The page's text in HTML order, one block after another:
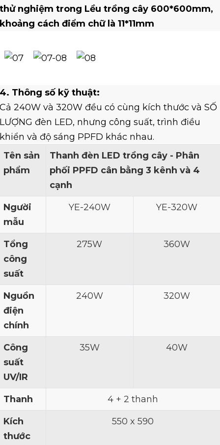
nghiệm trong Lều trồng cây 600*600mm,
cách điểm chữ là 11*11mm
Thông số kỹ thuật:
240W và 320W đều có cùng kích thước và SỐ
đèn LED, nhưng công suất, trình điều
và độ sáng PPFD khác nhau.
Tên sản
phẩm
Thanh đèn LED trồng cây - Phân
phối PPFD cân bằng 3 kênh và 4
cạnh
Người
mẫu
YE-240W YE-320W
Tổng
công
suất
275W 360W
Nguồn
điện
chính
240W 320W
Công
suất
UV/IR
35W 40W
Thanh 4 + 2 thanh
Kích
thước
550 x 590